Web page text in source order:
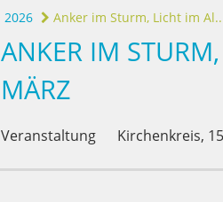
2026 Anker im Sturm, Licht im
ANKER IM
MÄRZ
Veranstaltung Kirchenkreis,